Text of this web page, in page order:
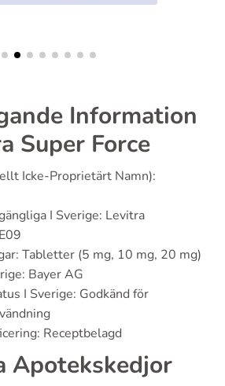
Information
Super Force
Icke-Proprietärt Namn):
I Sverige: Levitra
Tabletter (5 mg, 10 mg, 20 mg)
Bayer AG
I Sverige: Godkänd för
Receptbelagd
Apotekskedjor